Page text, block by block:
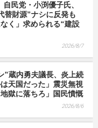
自民党・小渕優子氏、
替財源”ナシに反発も
なく」求められる“建設
2026/8/7
”蔵内勇夫議長、炎上続
天国だった」震災無視
獄に落ちろ」国民憤慨
2026/8/6